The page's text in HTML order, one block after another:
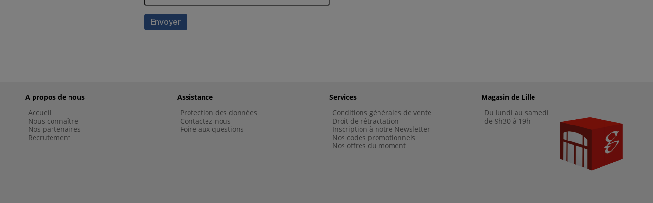
À propos de nous
Accueil
Nous connaître
Nos partenaires
Recrutement
Assistance
Protection des données
Contactez-nous
Foire aux questions
Services
Conditions générales de vente
Droit de rétractation
Inscription à notre Newsletter
Nos codes promotionnels
Nos offres du moment
Magasin de Lille
Du lundi au samedi
de 9h30 à 19h